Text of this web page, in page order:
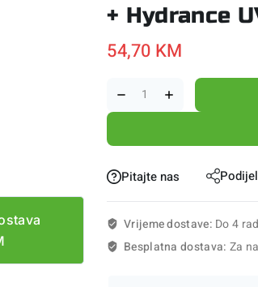
+ Hydrance
54,70 KM
Pitajte nas
Vrijeme dostave: Do 4
Besplatna dostava: Za